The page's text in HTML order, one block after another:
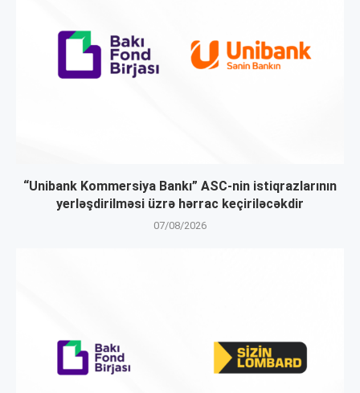
“Unibank Kommersiya Bankı” ASC-nin istiqrazlarının
yerləşdirilməsi üzrə hərrac keçiriləcəkdir
07/08/2026